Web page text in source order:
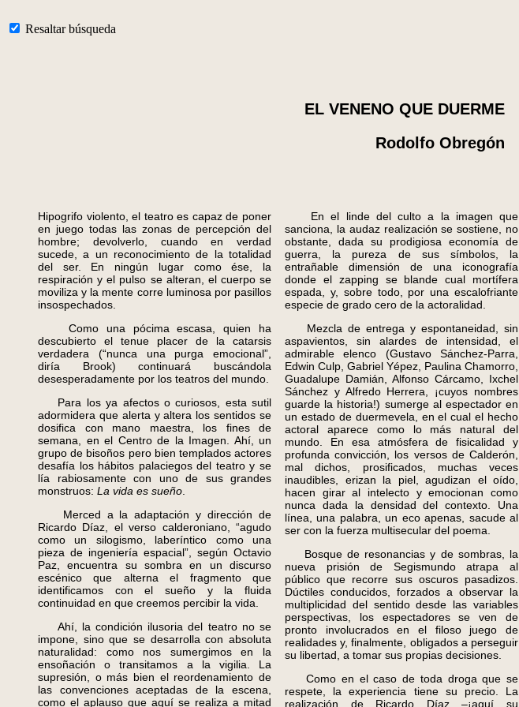
Resaltar búsqueda
EL VENENO QUE DUERME
Rodolfo Obregón
Hipogrifo violento, el teatro es capaz de poner
en juego todas las zonas de percepción del
hombre; devolverlo, cuando en verdad
sucede, a un reconocimiento de la totalidad
del ser. En ningún lugar como ése, la
respiración y el pulso se alteran, el cuerpo se
moviliza y la mente corre luminosa por pasillos
insospechados.
Como una pócima escasa, quien ha
descubierto el tenue placer de la catarsis
verdadera (“nunca una purga emocional”,
diría Brook) continuará buscándola
desesperadamente por los teatros del mundo.
Para los ya afectos o curiosos, esta sutil
adormidera que alerta y altera los sentidos se
dosifica con mano maestra, los fines de
semana, en el Centro de la Imagen. Ahí, un
grupo de bisoños pero bien templados actores
desafía los hábitos palaciegos del teatro y se
lía rabiosamente con uno de sus grandes
monstruos: La vida es sueño
Merced a la adaptación y dirección de
Ricardo Díaz, el verso calderoniano, “agudo
como un silogismo, laberíntico como una
pieza de ingeniería espacial”, según Octavio
Paz, encuentra su sombra en un discurso
escénico que alterna el fragmento que
identificamos con el sueño y la fluida
continuidad en que creemos percibir la vida.
Ahí, la condición ilusoria del teatro no se
impone, sino que se desarrolla con absoluta
naturalidad: como nos sumergimos en la
ensoñación o transitamos a la vigilia. La
supresión, o más bien el reordenamiento de
las convenciones aceptadas de la escena,
como el aplauso que aquí se realiza a mitad
En el linde del culto a la imagen que
sanciona, la audaz realización se sostiene, no
obstante, dada su prodigiosa economía de
guerra, la pureza de sus símbolos, la
entrañable dimensión de una iconografía
donde el zapping se blande cual mortífera
espada, y, sobre todo, por una escalofriante
especie de grado cero de la actoralidad.
Mezcla de entrega y espontaneidad, sin
aspavientos, sin alardes de intensidad, el
admirable elenco (Gustavo Sánchez-Parra,
Edwin Culp, Gabriel Yépez, Paulina Chamorro,
Guadalupe Damián, Alfonso Cárcamo, Ixchel
Sánchez y Alfredo Herrera, ¡cuyos nombres
guarde la historia!) sumerge al espectador en
un estado de duermevela, en el cual el hecho
actoral aparece como lo más natural del
mundo. En esa atmósfera de fisicalidad y
profunda convicción, los versos de Calderón,
mal dichos, prosificados, muchas veces
inaudibles, erizan la piel, agudizan el oído,
hacen girar al intelecto y emocionan como
nunca dada la densidad del contexto. Una
línea, una palabra, un eco apenas, sacude al
ser con la fuerza multisecular del poema.
Bosque de resonancias y de sombras, la
nueva prisión de Segismundo atrapa al
público que recorre sus oscuros pasadizos.
Dúctiles conducidos, forzados a observar la
multiplicidad del sentido desde las variables
perspectivas, los espectadores se ven de
pronto involucrados en el filoso juego de
realidades y, finalmente, obligados a perseguir
su libertad, a tomar sus propias decisiones.
Como en el caso de toda droga que se
respete, la experiencia tiene su precio. La
realización de Ricardo Díaz –¡aquí su